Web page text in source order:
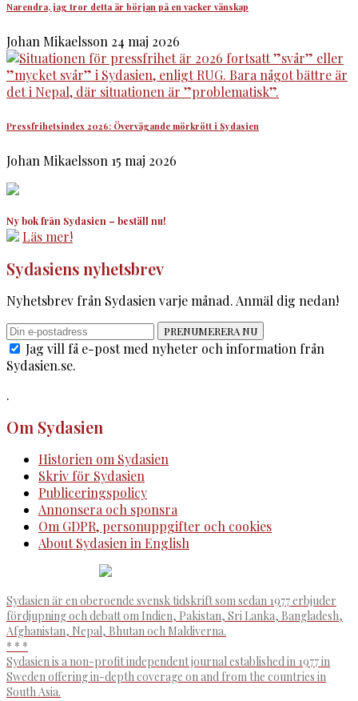
Narendra, jag tror detta är början på en vacker vänskap
Johan Mikaelsson 24 maj 2026
Pressfrihetsindex 2026: Övervägande mörkrött i Sydasien
Johan Mikaelsson 15 maj 2026
Ny bok från Sydasien – beställ nu!
Läs mer!
Sydasiens nyhetsbrev
Nyhetsbrev från Sydasien varje månad. Anmäl dig nedan!
PRENUMERERA NU
Jag vill få e-post med nyheter och information från
Sydasien.se.
.
Om Sydasien
Historien om Sydasien
Skriv för Sydasien
Publiceringspolicy
Annonsera och sponsra
Om GDPR, personuppgifter och cookies
About Sydasien in English
Sydasien är en oberoende svensk tidskrift som sedan 1977 erbjuder
fördjupning och debatt om Indien, Pakistan, Sri Lanka, Bangladesh,
Afghanistan, Nepal, Bhutan och Maldiverna.
* * *
Sydasien is a non-profit independent journal established in 1977 in
Sweden offering in-depth coverage on and from the countries in
South Asia.